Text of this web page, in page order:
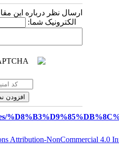
ارسال نظر درباره این
الکترونیک شما:
Attribution-NonCommercial 4.0